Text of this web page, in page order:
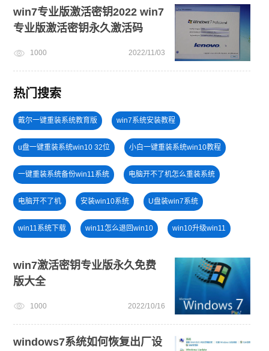
win7专业版激活密钥2022 win7
专业版激活密钥永久激活码
1000 2022/11/03
热门搜索
戴尔一键重装系统教育版 win7系统安装教程
u盘一键重装系统win10 32位 小白一键重装系统win10教程
一键重装系统备份win11系统 电脑开不了机怎么重装系统
电脑开不了机 安装win10系统 U盘装win7系统
win11系统下载 win11怎么退回win10 win10升级win11
win11怎么升级 win11最低硬件要求
win11升级 windows11安装教程
win7激活密钥专业版永久免费
版大全
1000 2022/10/16
windows7系统如何恢复出厂设